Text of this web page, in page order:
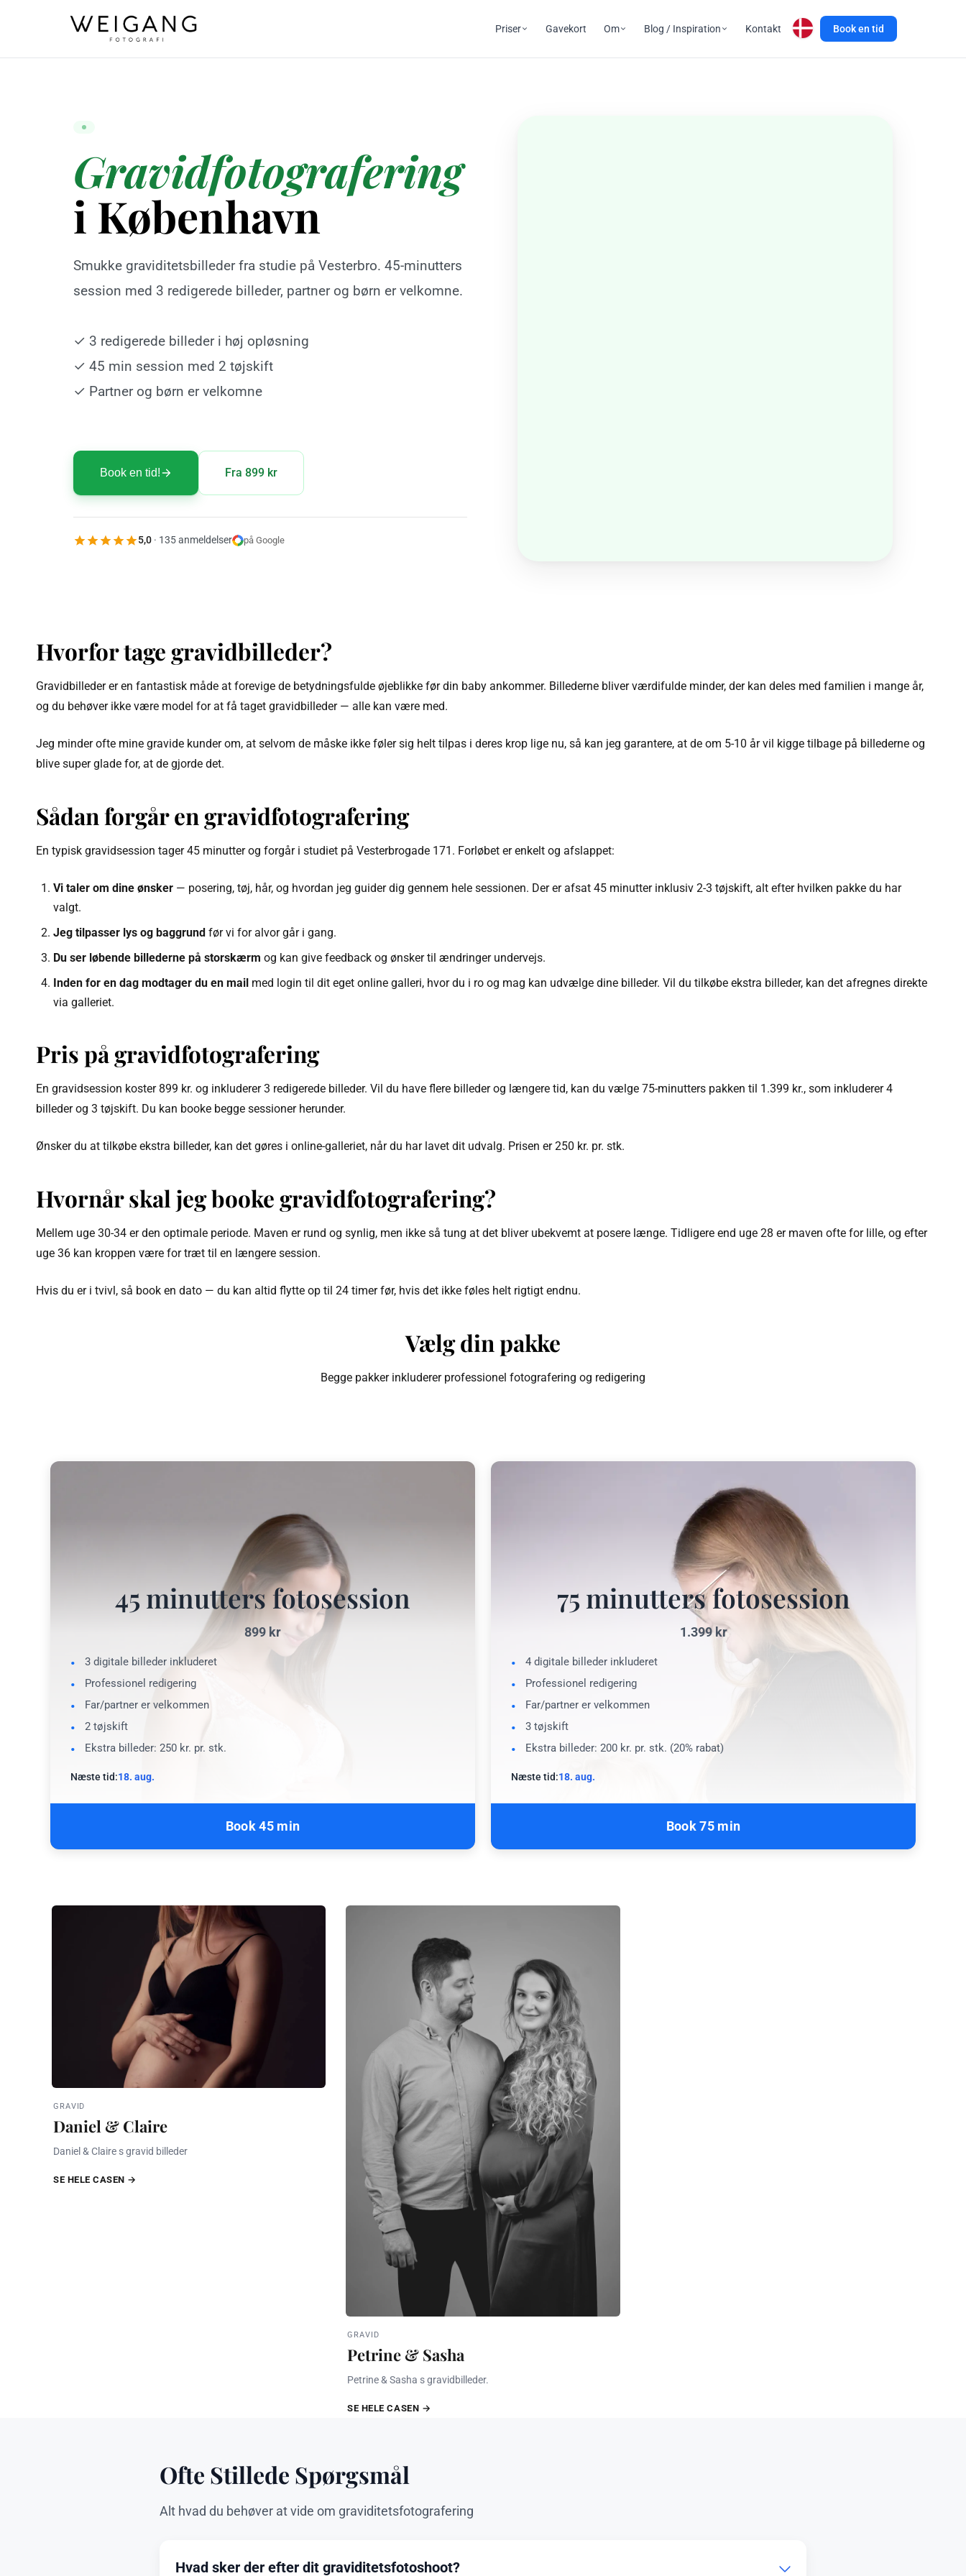
Priser Gavekort Om Blog / Inspiration Kontakt Book en tid
Gravidfotografering
i København
Smukke graviditetsbilleder fra studie på Vesterbro. 45-minutters
session med 3 redigerede billeder, partner og børn er velkomne.
✓ 3 redigerede billeder i høj opløsning
✓ 45 min session med 2 tøjskift
✓ Partner og børn er velkomne
Book en tid! Fra 899 kr
5,0 · 135 anmeldelser på Google
Hvorfor tage gravidbilleder?
Gravidbilleder er en fantastisk måde at forevige de betydningsfulde øjeblikke før din baby ankommer. Billederne bliver værdifulde minder, der kan deles med familien i mange år,
og du behøver ikke være model for at få taget gravidbilleder — alle kan være med.
Jeg minder ofte mine gravide kunder om, at selvom de måske ikke føler sig helt tilpas i deres krop lige nu, så kan jeg garantere, at de om 5-10 år vil kigge tilbage på billederne og
blive super glade for, at de gjorde det.
Sådan forgår en gravidfotografering
En typisk gravidsession tager 45 minutter og forgår i studiet på Vesterbrogade 171. Forløbet er enkelt og afslappet:
Vi taler om dine ønsker — posering, tøj, hår, og hvordan jeg guider dig gennem hele sessionen. Der er afsat 45 minutter inklusiv 2-3 tøjskift, alt efter hvilken pakke du har
valgt.
Jeg tilpasser lys og baggrund før vi for alvor går i gang.
Du ser løbende billederne på storskærm og kan give feedback og ønsker til ændringer undervejs.
Inden for en dag modtager du en mail med login til dit eget online galleri, hvor du i ro og mag kan udvælge dine billeder. Vil du tilkøbe ekstra billeder, kan det afregnes direkte
via galleriet.
Pris på gravidfotografering
En gravidsession koster 899 kr. og inkluderer 3 redigerede billeder. Vil du have flere billeder og længere tid, kan du vælge 75-minutters pakken til 1.399 kr., som inkluderer 4
billeder og 3 tøjskift. Du kan booke begge sessioner herunder.
Ønsker du at tilkøbe ekstra billeder, kan det gøres i online-galleriet, når du har lavet dit udvalg. Prisen er 250 kr. pr. stk.
Hvornår skal jeg booke gravidfotografering?
Mellem uge 30-34 er den optimale periode. Maven er rund og synlig, men ikke så tung at det bliver ubekvemt at posere længe. Tidligere end uge 28 er maven ofte for lille, og efter
uge 36 kan kroppen være for træt til en længere session.
Hvis du er i tvivl, så book en dato — du kan altid flytte op til 24 timer før, hvis det ikke føles helt rigtigt endnu.
Vælg din pakke
Begge pakker inkluderer professionel fotografering og redigering
45 minutters fotosession
899 kr
3 digitale billeder inkluderet
Professionel redigering
Far/partner er velkommen
2 tøjskift
Ekstra billeder: 250 kr. pr. stk.
Næste tid:18. aug.
Book 45 min
75 minutters fotosession
1.399 kr
4 digitale billeder inkluderet
Professionel redigering
Far/partner er velkommen
3 tøjskift
Ekstra billeder: 200 kr. pr. stk. (20% rabat)
Næste tid:18. aug.
Book 75 min
GRAVID
Daniel & Claire
Daniel & Claire s gravid billeder
SE HELE CASEN →
GRAVID
Petrine & Sasha
Petrine & Sasha s gravidbilleder.
SE HELE CASEN →
Ofte Stillede Spørgsmål
Alt hvad du behøver at vide om graviditetsfotografering
Hvad sker der efter dit graviditetsfotoshoot?